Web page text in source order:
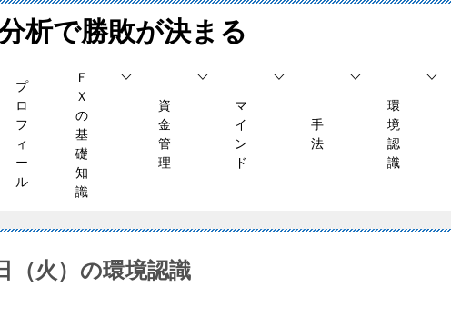
析で勝敗が決まる
プ
ロ
フ
ィ
ー
ル
Ｆ
Ｘ
の
基
礎
知
識
資
金
管
理
マ
イ
ン
ド
手
法
環
境
認
識
（火）の環境認識